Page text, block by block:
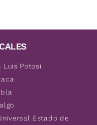
Luis Potosí
Estado de